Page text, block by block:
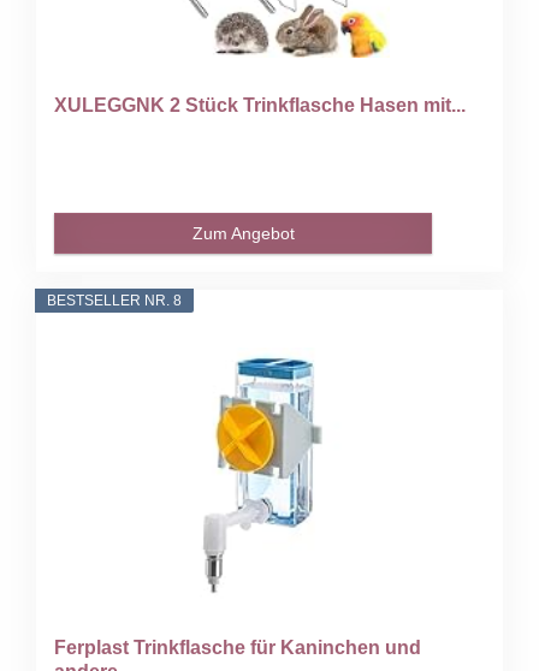
XULEGGNK 2 Stück Trinkflasche Hasen mit...
Zum Angebot
BESTSELLER NR. 8
Ferplast Trinkflasche für Kaninchen und